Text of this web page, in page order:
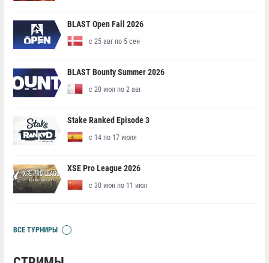
BLAST Open Fall 2026
с 25 авг по 5 сен
BLAST Bounty Summer 2026
с 20 июл по 2 авг
Stake Ranked Episode 3
с 14 по 17 июля
XSE Pro League 2026
с 30 июн по 11 июл
ВСЕ ТУРНИРЫ